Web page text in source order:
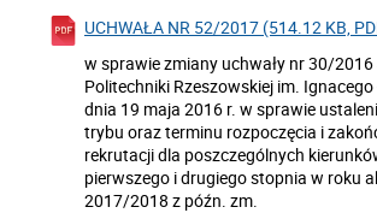
UCHWAŁA NR 52/2017 (514.12 KB,
w sprawie zmiany uchwały nr 30/2016
Politechniki Rzeszowskiej im.
dnia 19 maja 2016 r. w sprawie
trybu oraz terminu rozpoczęcia i
rekrutacji dla poszczególnych
pierwszego i drugiego stopnia w roku
2017/2018 z późn. zm.